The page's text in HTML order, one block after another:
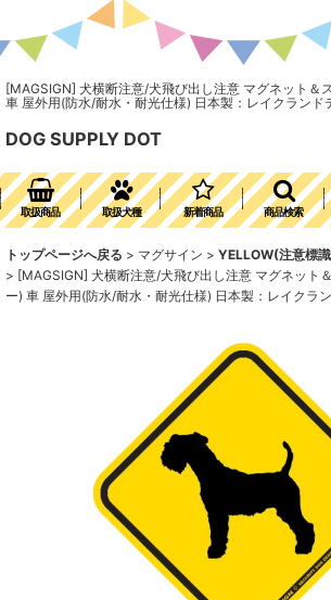
[MAGSIGN] 犬横断注意/犬飛び出し注意 マグネット＆
車 屋外用(防水/耐水・耐光仕様) 日本製：レイクランド
DOG SUPPLY DOT
取扱商品 取扱犬種 新着商品 商品検索
トップページへ戻る > マグサイン > YELLOW(注意標
> [MAGSIGN] 犬横断注意/犬飛び出し注意 マグネット
ー) 車 屋外用(防水/耐水・耐光仕様) 日本製：レイクラ